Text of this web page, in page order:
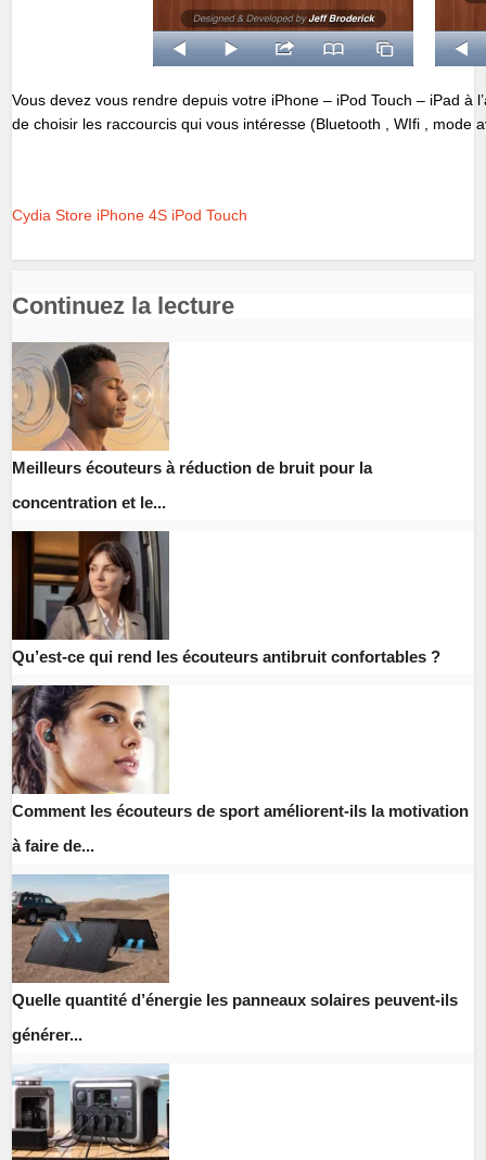
Vous devez vous rendre depuis votre iPhone – iPod Touch – iPad à
de choisir les raccourcis qui vous intéresse (Bluetooth , WIfi ,
Cydia Store iPhone 4S iPod Touch
Continuez la lecture
Meilleurs écouteurs à réduction de bruit pour la
concentration et le...
Qu’est-ce qui rend les écouteurs antibruit confortables ?
Comment les écouteurs de sport améliorent-ils la motivation
à faire de...
Quelle quantité d’énergie les panneaux solaires peuvent-ils
générer...